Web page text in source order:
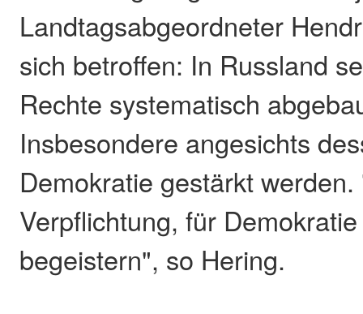
Landtagsabgeordneter
sich betroffen: In Russland
Rechte systematisch
Insbesondere angesichts
Demokratie gestärkt
Verpflichtung, für
begeistern", so Hering.